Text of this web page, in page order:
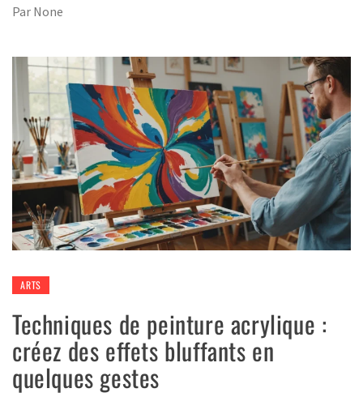
Par None
ARTS
Techniques de peinture acrylique :
créez des effets bluffants en
quelques gestes